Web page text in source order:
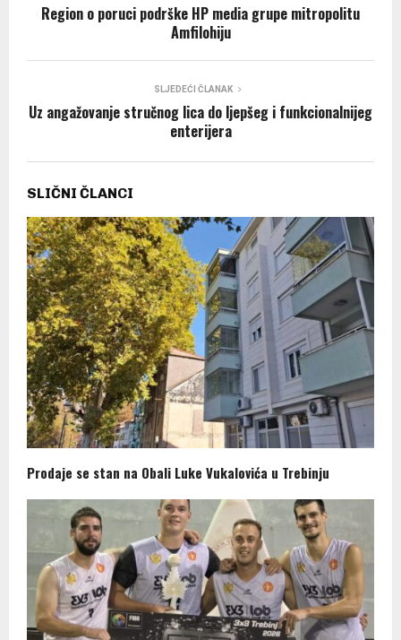
Region o poruci podrške HP media grupe mitropolitu
Amfilohiju
SLJEDEĆI ČLANAK
Uz angažovanje stručnog lica do ljepšeg i funkcionalnijeg
enterijera
SLIČNI ČLANCI
Prodaje se stan na Obali Luke Vukalovića u Trebinju